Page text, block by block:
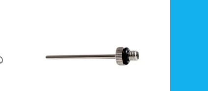
Dostupnost:
Skladem